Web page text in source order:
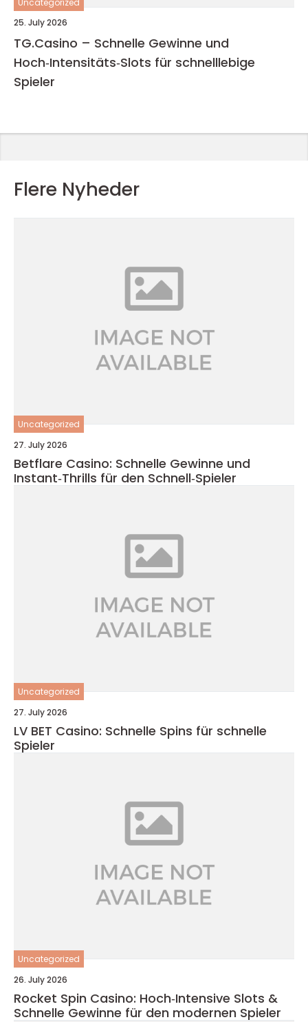
Uncategorized
25. July 2026
TG.Casino – Schnelle Gewinne und
Hoch‑Intensitäts‑Slots für schnelllebige
Spieler
Flere Nyheder
Uncategorized
27. July 2026
Betflare Casino: Schnelle Gewinne und
Instant‑Thrills für den Schnell‑Spieler
Uncategorized
27. July 2026
LV BET Casino: Schnelle Spins für schnelle
Spieler
Uncategorized
26. July 2026
Rocket Spin Casino: Hoch‑Intensive Slots &
Schnelle Gewinne für den modernen Spieler